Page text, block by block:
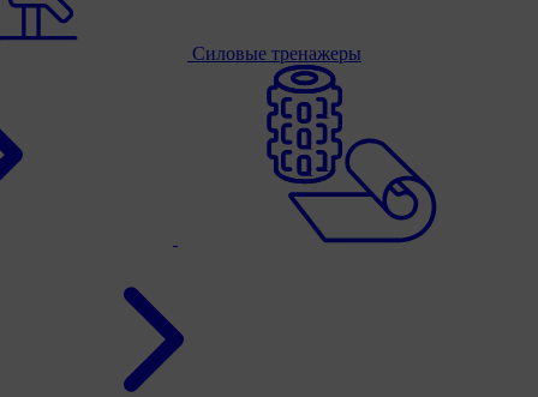
Силовые тренажеры